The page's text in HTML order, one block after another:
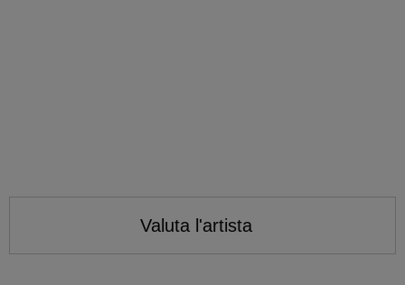
Valuta l'artista